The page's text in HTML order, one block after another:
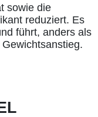
sowie die
reduziert. Es
führt, anders als